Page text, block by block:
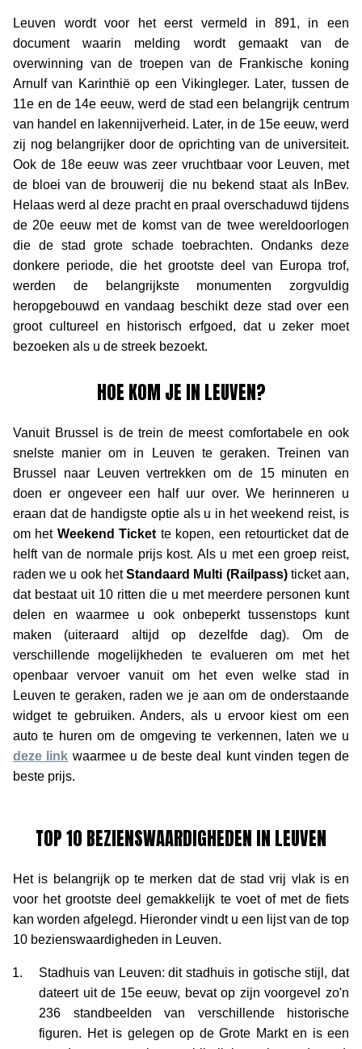
Leuven wordt voor het eerst vermeld in 891, in een
document waarin melding wordt gemaakt van de
overwinning van de troepen van de Frankische koning
Arnulf van Karinthië op een Vikingleger. Later, tussen de
11e en de 14e eeuw, werd de stad een belangrijk centrum
van handel en lakennijverheid. Later, in de 15e eeuw, werd
zij nog belangrijker door de oprichting van de universiteit.
Ook de 18e eeuw was zeer vruchtbaar voor Leuven, met
de bloei van de brouwerij die nu bekend staat als InBev.
Helaas werd al deze pracht en praal overschaduwd tijdens
de 20e eeuw met de komst van de twee wereldoorlogen
die de stad grote schade toebrachten. Ondanks deze
donkere periode, die het grootste deel van Europa trof,
werden de belangrijkste monumenten zorgvuldig
heropgebouwd en vandaag beschikt deze stad over een
groot cultureel en historisch erfgoed, dat u zeker moet
bezoeken als u de streek bezoekt.
HOE KOM JE IN LEUVEN?
Vanuit Brussel is de trein de meest comfortabele en ook
snelste manier om in Leuven te geraken. Treinen van
Brussel naar Leuven vertrekken om de 15 minuten en
doen er ongeveer een half uur over. We herinneren u
eraan dat de handigste optie als u in het weekend reist, is
om het Weekend Ticket te kopen, een retourticket dat de
helft van de normale prijs kost. Als u met een groep reist,
raden we u ook hetStandaard Multi (Railpass)ticket aan,
dat bestaat uit 10 ritten die u met meerdere personen kunt
delen en waarmee u ook onbeperkt tussenstops kunt
maken (uiteraard altijd op dezelfde dag). Om de
verschillende mogelijkheden te evalueren om met het
openbaar vervoer vanuit om het even welke stad in
Leuven te geraken, raden we je aan om de onderstaande
widget te gebruiken. Anders, als u ervoor kiest om een
auto te huren om de omgeving te verkennen, laten we u
deze link waarmee u de beste deal kunt vinden tegen de
beste prijs.
TOP 10 BEZIENSWAARDIGHEDEN IN LEUVEN
Het is belangrijk op te merken dat de stad vrij vlak is en
voor het grootste deel gemakkelijk te voet of met de fiets
kan worden afgelegd. Hieronder vindt u een lijst van de top
10 bezienswaardigheden in Leuven.
Stadhuis van Leuven: dit stadhuis in gotische stijl, dat
dateert uit de 15e eeuw, bevat op zijn voorgevel zo'n
236 standbeelden van verschillende historische
figuren. Het is gelegen op de Grote Markt en is een